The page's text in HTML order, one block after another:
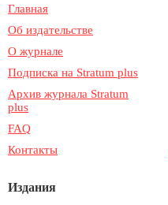
Главная
Об издательстве
О журнале
Подписка на Stratum plus
Архив журнала Stratum
plus
FAQ
Контакты
Издания